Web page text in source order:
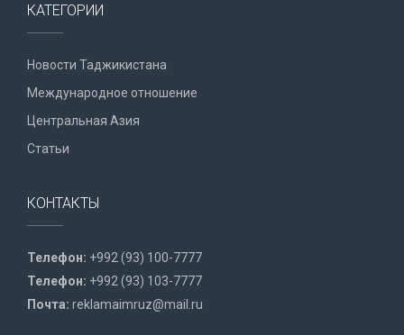
КАТЕГОРИИ
Новости Таджикистана
Международное отношение
Центральная Азия
Статьи
КОНТАКТЫ
Телефон: +992 (93) 100-7777
Телефон: +992 (93) 103-7777
Почта: reklamaimruz@mail.ru